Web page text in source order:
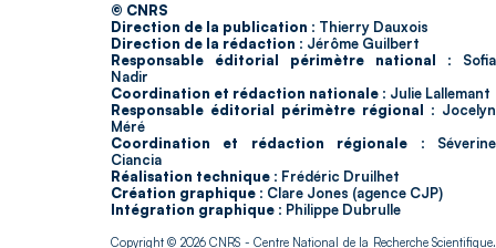
© CNRS
Direction de la publication : Thierry Dauxois
Direction de la rédaction : Jérôme Guilbert
Responsable éditorial périmètre national : Sofia
Nadir
Coordination et rédaction nationale : Julie Lallemant
Responsable éditorial périmètre régional : Jocelyn
Méré
Coordination et rédaction régionale : Séverine
Ciancia
Réalisation technique : Frédéric Druilhet
Création graphique : Clare Jones (agence CJP)
Intégration graphique : Philippe Dubrulle
Copyright © 2026CNRS - Centre National de la Recherche Scientifique.